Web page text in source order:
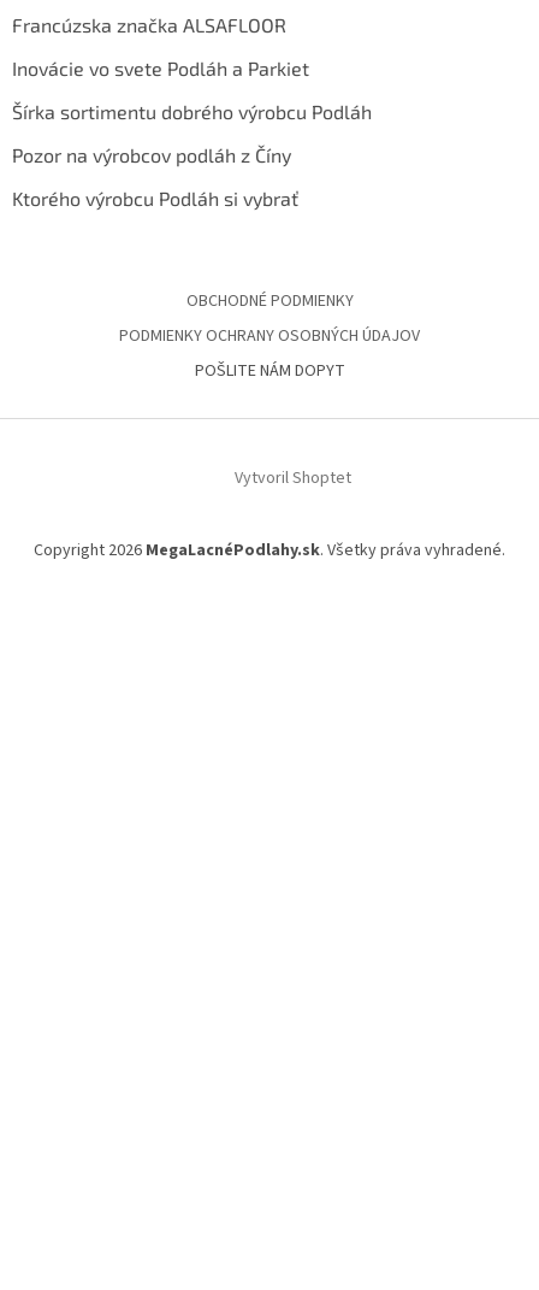
Francúzska značka ALSAFLOOR
Inovácie vo svete Podláh a Parkiet
Šírka sortimentu dobrého výrobcu Podláh
Pozor na výrobcov podláh z Číny
Ktorého výrobcu Podláh si vybrať
OBCHODNÉ PODMIENKY
PODMIENKY OCHRANY OSOBNÝCH ÚDAJOV
POŠLITE NÁM DOPYT
Vytvoril Shoptet
Copyright 2026 MegaLacnéPodlahy.sk. Všetky práva vyhradené.